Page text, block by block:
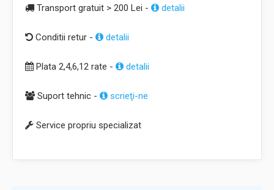
Transport gratuit > 200 Lei - detalii
Conditii retur - detalii
Plata 2,4,6,12 rate - detalii
Suport tehnic - scrieţi-ne
Service propriu specializat